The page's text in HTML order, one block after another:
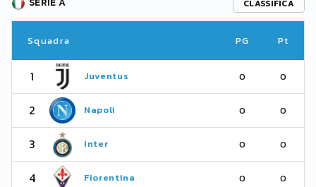
CLASSIFICA
Squadra PG Pt
1 Juventus 0 0
2 Napoli 0 0
3 Inter 0 0
4 Fiorentina 0 0